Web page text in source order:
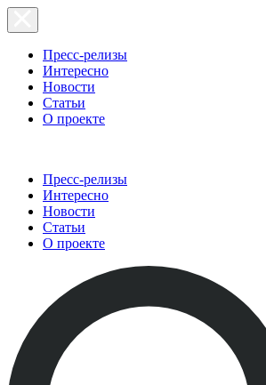
Пресс-релизы
Интересно
Новости
Статьи
О проекте
Пресс-релизы
Интересно
Новости
Статьи
О проекте